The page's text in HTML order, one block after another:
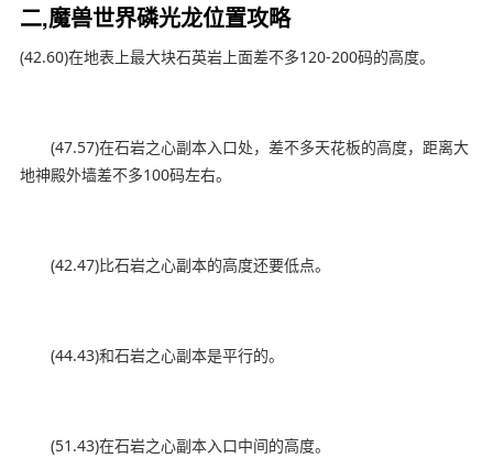
二,魔兽世界磷光龙位置攻略
(42.60)在地表上最大块石英岩上面差不多120-200码的高度。
(47.57)在石岩之心副本入口处，差不多天花板的高度，距离大
地神殿外墙差不多100码左右。
(42.47)比石岩之心副本的高度还要低点。
(44.43)和石岩之心副本是平行的。
(51.43)在石岩之心副本入口中间的高度。